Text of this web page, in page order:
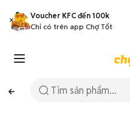
Voucher KFC đến 100k
Chỉ có trên app Chợ Tốt